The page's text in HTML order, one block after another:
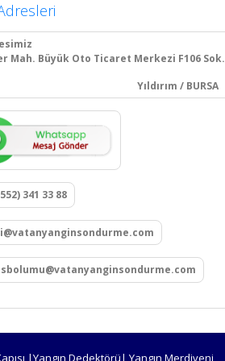
Büyük Oto Ticaret Merkezi F106 Sok.
/ BURSA
341 33 88
|Yangın Dedektörü| Yangın Merdiveni